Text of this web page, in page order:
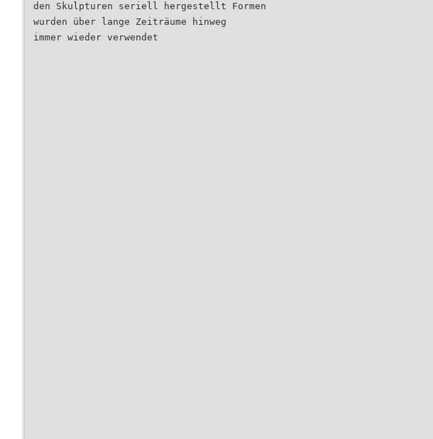
den Skulpturen seriell hergestellt Formen
wurden über lange Zeiträume hinweg
immer wieder verwendet